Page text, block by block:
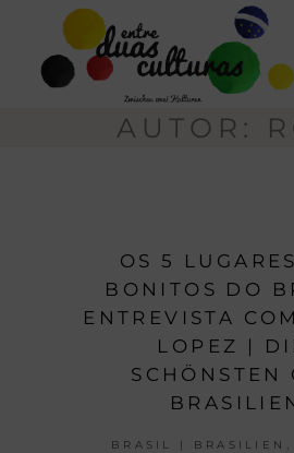
AUTOR:
OS 5
BONITOS DO
ENTREVISTA
LOPEZ |
SCHÖNSTEN
BRASIL | BRASILIEN